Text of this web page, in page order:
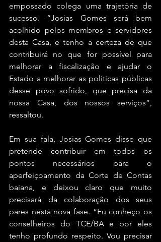
empossado colega uma trajetória de
sucesso. “Josias Gomes será bem
acolhido pelos membros e servidores
desta Casa, e tenho a certeza de que
contribuirá no que for possível para
melhorar a fiscalização e ajudar o
Estado a melhorar as políticas públicas
desse povo sofrido, que precisa da
nossa Casa, dos nossos serviços”,
ressaltou.
Em sua fala, Josias Gomes disse que
pretende contribuir em todos os
pontos necessários para o
aperfeiçoamento da Corte de Contas
baiana, e deixou claro que muito
precisará da colaboração dos seus
pares nesta nova fase. “Eu conheço os
conselheiros do TCE/BA e por eles
tenho profundo respeito. Vou precisar